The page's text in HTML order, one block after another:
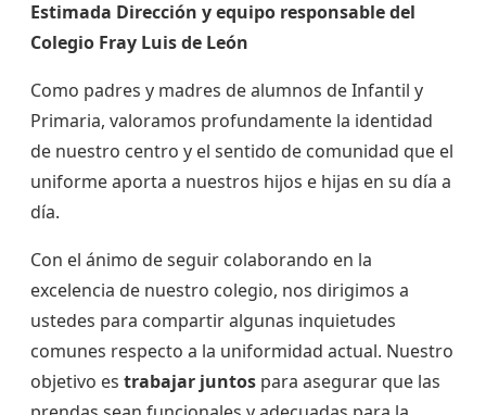
Estimada Dirección y equipo responsable del
Colegio Fray Luis de León
​Como padres y madres de alumnos de Infantil y
Primaria, valoramos profundamente la identidad
de nuestro centro y el sentido de comunidad que el
uniforme aporta a nuestros hijos e hijas en su día a
día.
​Con el ánimo de seguir colaborando en la
excelencia de nuestro colegio, nos dirigimos a
ustedes para compartir algunas inquietudes
comunes respecto a la uniformidad actual. Nuestro
objetivo es trabajar juntos para asegurar que las